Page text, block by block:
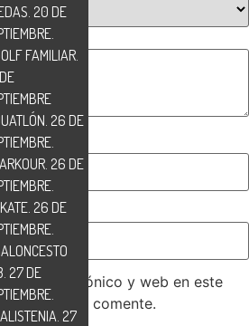
electrónico y web en este
vez que comente.
20 DE
FAMILIAR.
26 DE
26 DE
26 DE
27 DE
27